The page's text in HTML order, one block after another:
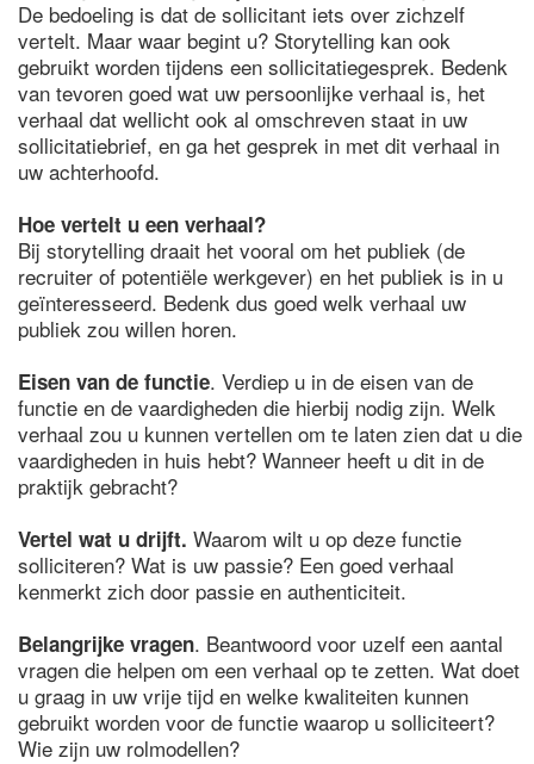
De bedoeling is dat de sollicitant iets over zichzelf
vertelt. Maar waar begint u? Storytelling kan ook
gebruikt worden tijdens een sollicitatiegesprek. Bedenk
van tevoren goed wat uw persoonlijke verhaal is, het
verhaal dat wellicht ook al omschreven staat in uw
sollicitatiebrief, en ga het gesprek in met dit verhaal in
uw achterhoofd.
Hoe vertelt u een verhaal?
Bij storytelling draait het vooral om het publiek (de
recruiter of potentiële werkgever) en het publiek is in u
geïnteresseerd. Bedenk dus goed welk verhaal uw
publiek zou willen horen.
Eisen van de functie. Verdiep u in de eisen van de
functie en de vaardigheden die hierbij nodig zijn. Welk
verhaal zou u kunnen vertellen om te laten zien dat u die
vaardigheden in huis hebt? Wanneer heeft u dit in de
praktijk gebracht?
Vertel wat u drijft. Waarom wilt u op deze functie
solliciteren? Wat is uw passie? Een goed verhaal
kenmerkt zich door passie en authenticiteit.
Belangrijke vragen. Beantwoord voor uzelf een aantal
vragen die helpen om een verhaal op te zetten. Wat doet
u graag in uw vrije tijd en welke kwaliteiten kunnen
gebruikt worden voor de functie waarop u solliciteert?
Wie zijn uw rolmodellen?